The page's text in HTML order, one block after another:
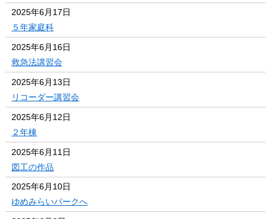
2025年6月17日
５年家庭科
2025年6月16日
救急法講習会
2025年6月13日
リコーダー講習会
2025年6月12日
２年棟
2025年6月11日
図工の作品
2025年6月10日
ゆめみらいパークへ